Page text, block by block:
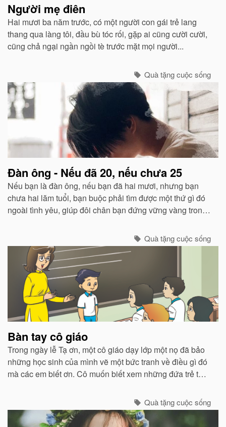
Người mẹ điên
Hai mươi ba năm trước, có một người con gái trẻ lang
thang qua làng tôi, đầu bù tóc rối, gặp ai cũng cười cười,
cũng chả ngại ngần ngồi tè trước mặt mọi người...
Quà tặng cuộc sống
Đàn ông - Nếu đã 20, nếu chưa 25
Nếu bạn là đàn ông, nếu bạn đã hai mươi, nhưng bạn
chưa hai lăm tuổi, bạn buộc phải tìm được một thứ gì đó
ngoài tình yêu, giúp đôi chân bạn đứng vững vàng trong
Quà tặng cuộc sống
Bàn tay cô giáo
Trong ngày lễ Tạ ơn, một cô giáo dạy lớp một nọ đã bảo
những học sinh của mình vẽ một bức tranh về điều gì đó
mà các em biết ơn. Cô muốn biết xem những đứa trẻ từ
Quà tặng cuộc sống